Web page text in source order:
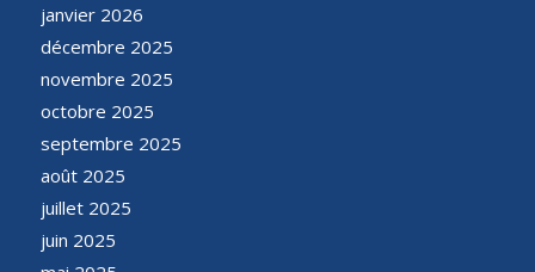
janvier 2026
décembre 2025
novembre 2025
octobre 2025
septembre 2025
août 2025
juillet 2025
juin 2025